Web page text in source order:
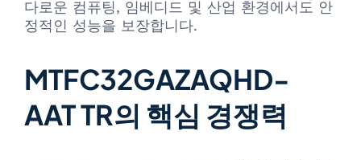
다로운 컴퓨팅, 임베디드 및 산업 환경에서도 안
정적인 성능을 보장합니다.
MTFC32GAZAQHD-
AAT TR의 핵심 경쟁력